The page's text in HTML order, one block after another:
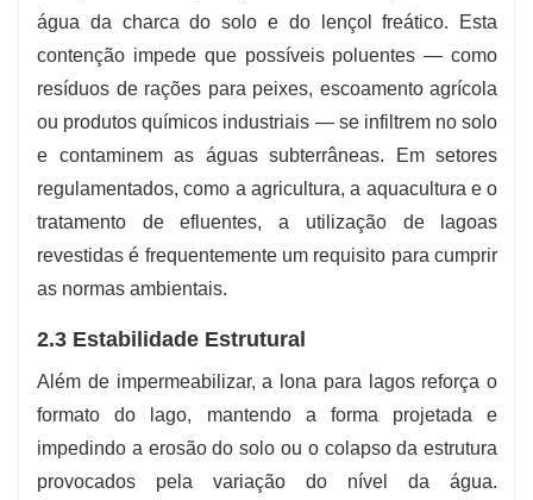
água da charca do solo e do lençol freático. Esta
contenção impede que possíveis poluentes — como
resíduos de rações para peixes, escoamento agrícola
ou produtos químicos industriais — se infiltrem no solo
e contaminem as águas subterrâneas. Em setores
regulamentados, como a agricultura, a aquacultura e o
tratamento de efluentes, a utilização de lagoas
revestidas é frequentemente um requisito para cumprir
as normas ambientais.
2.3 Estabilidade Estrutural
Além de impermeabilizar, a lona para lagos reforça o
formato do lago, mantendo a forma projetada e
impedindo a erosão do solo ou o colapso da estrutura
provocados pela variação do nível da água.